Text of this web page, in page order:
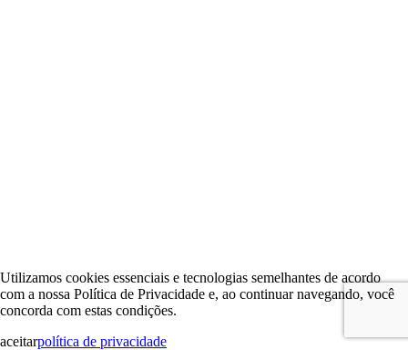
Utilizamos cookies essenciais e tecnologias semelhantes de acordo
com a nossa Política de Privacidade e, ao continuar navegando, você
concorda com estas condições.
aceitarpolítica de privacidade